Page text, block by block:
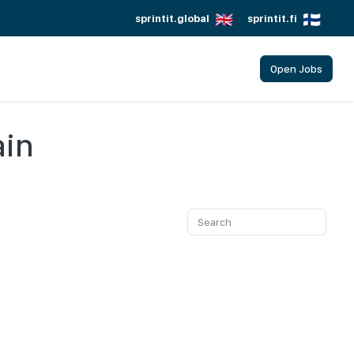
Open Jobs
sprintit.global sprintit.fi